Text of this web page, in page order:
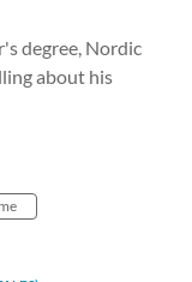
degree, Nordic
about his